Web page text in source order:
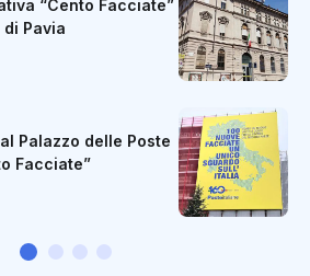
“Cento Facciate”
Pavia
Palazzo delle Poste
Facciate”